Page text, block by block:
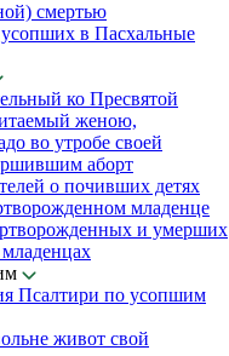
смертью
в Пасхальные
ко Пресвятой
женою,
во утробе своей
аборт
о почивших детях
младенце
и умерших
Псалтири по усопшим
живот свой